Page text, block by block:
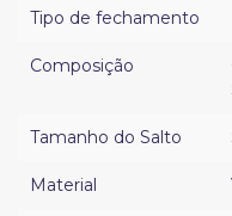
Tipo de fechamento
Composição
Tamanho do Salto
Material